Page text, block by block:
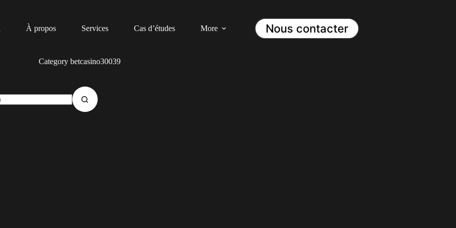
À propos Services Cas d’études More Nous contacter
Category betcasino30039